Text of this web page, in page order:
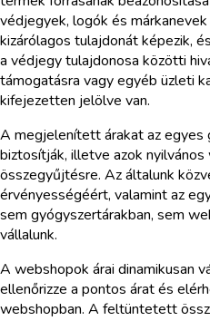
védjegyek, logók és
kizárólagos tulajdonát képezik,
a védjegy tulajdonosa közötti
támogatásra vagy egyéb üzleti
kifejezetten jelölve van.
A megjelenített árakat az
biztosítják, illetve azok
összegyűjtésre. Az általunk
érvényességéért, valamint az
sem gyógyszertárakban, sem
vállalunk.
A webshopok árai dinamikusan
ellenőrizze a pontos árat és
webshopban. A feltüntetett